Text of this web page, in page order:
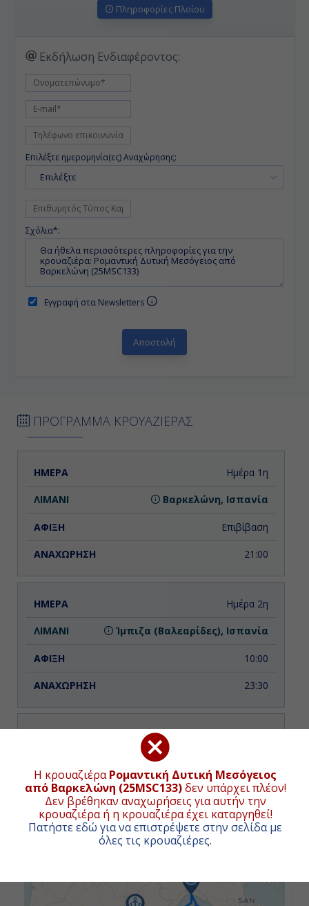
Η κρουαζιέραΡομαντική Δυτική Μεσόγειος
από Βαρκελώνη (25MSC133)δεν υπάρχει πλέον!
Δεν βρέθηκαν αναχωρήσεις για αυτήν την
κρουαζιέρα ή η κρουαζιέρα έχει καταργηθεί!
Πατήστε εδώ για να επιστρέψετε στην σελίδα με
όλες τις κρουαζιέρες.
Πληροφορίες Πλοίου
Εκδήλωση Ενδιαφέροντος:
Επιλέξτε ημερομηνία(ες) Αναχώρησης:
Επιλέξτε
Σχόλια*:
Εγγραφή στα Newsletters
ΠΡΟΓΡΑΜΜΑ ΚΡΟΥΑΖΙΕΡΑΣ
ΗΜΕΡΑ ΑΝΑΧΩΡΗΣΗ
Ημέρα 1η
Βαρκελώνη, Ισπανία
Επιβίβαση
21:00
Ημέρα 2η
Ίμπιζα (Βαλεαρίδες), Ισπανία
10:00
23:30
-
-
Κάλιαρι (Σαρδηνία), Ιταλία
ΧΑΡΤΗΣ ΚΡΟΥΑΖΙΕΡΑΣ
Συνολική απόσταση κρουαζιέρας:1402ναυτικά μίλια
(2597χλμ.)